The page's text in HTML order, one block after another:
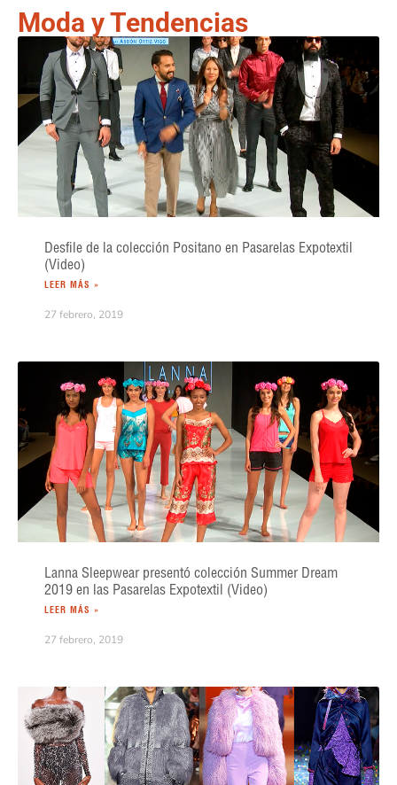
Moda y Tendencias
Desfile de la colección Positano en Pasarelas Expotextil
(Video)
LEER MÁS »
27 febrero, 2019
Lanna Sleepwear presentó colección Summer Dream
2019 en las Pasarelas Expotextil (Video)
LEER MÁS »
27 febrero, 2019